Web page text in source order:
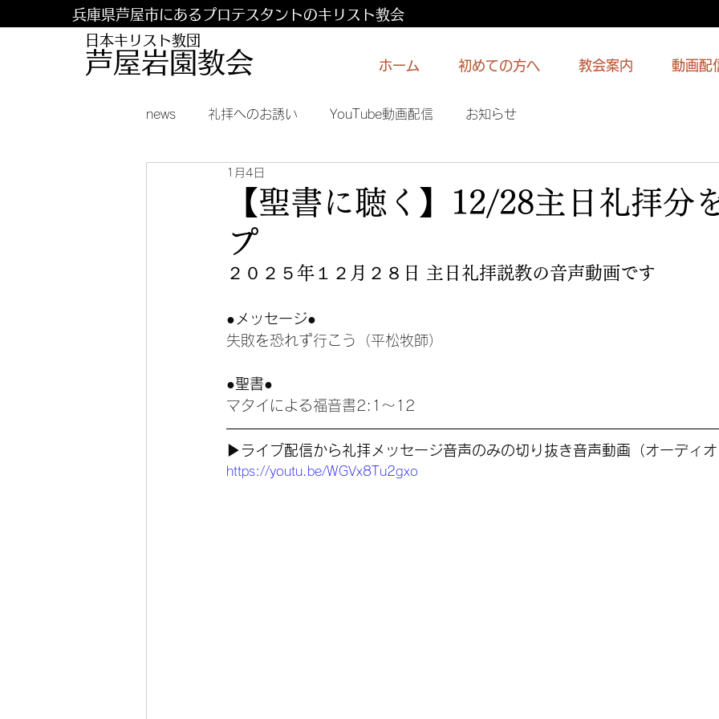
兵庫県芦屋市にあるプロテスタントのキリスト教会
日本キリスト教団
​​芦屋岩園教会 ホーム 初めての方へ 教会案内 動画配
news 礼拝へのお誘い YouTube動画配信 お知らせ
【聖書に聴く】12/28主日礼拝分
プ
1月4日
２０２５年１２月２８日 主日礼拝説教の音声動画です
●メッセージ●
失敗を恐れず行こう（平松牧師）
●聖書●
マタイによる福音書2:1〜12
▶︎ライブ配信から礼拝メッセージ音声のみの切り抜き音声動画（オーディ
https://youtu.be/WGVx8Tu2gxo